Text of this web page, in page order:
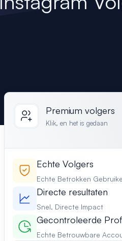
Premium volgers
Klik, en het is gedaan
Echte Volgers
Echte Betrokken
Directe resultaten
Snel, Directe Impact
Gecontroleerde
Echte Betrouwbare